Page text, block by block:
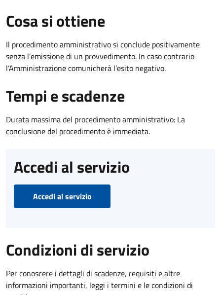
Cosa si ottiene
Il procedimento amministrativo si conclude positivamente
senza l’emissione di un provvedimento. In caso contrario
l’Amministrazione comunicherà l’esito negativo.
Tempi e scadenze
Durata massima del procedimento amministrativo: La
conclusione del procedimento è immediata.
Accedi al servizio
Accedi al servizio
Condizioni di servizio
Per conoscere i dettagli di scadenze, requisiti e altre
informazioni importanti, leggi i termini e le condizioni di